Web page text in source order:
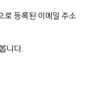
로 등록된 이메일 주소
니다.